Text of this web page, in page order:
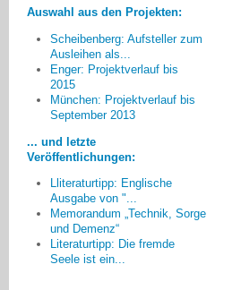
Auswahl aus den Projekten:
Scheibenberg: Aufsteller zum
Ausleihen als...
Enger: Projektverlauf bis
2015
München: Projektverlauf bis
September 2013
... und letzte
Veröffentlichungen:
Lliteraturtipp: Englische
Ausgabe von "...
Memorandum „Technik, Sorge
und Demenz“
Literaturtipp: Die fremde
Seele ist ein...
Am meisten beeindruckt hat
mich der unproblematische und
Demenzkranken auch wenn sie
keine Vorerfahrungen haben.
Christine Einödshofer, Ingolstadt